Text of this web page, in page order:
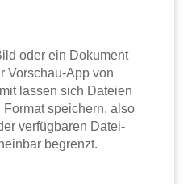
oder ein Dokument
Vorschau-App von
lassen sich Dateien
speichern, also
verfügbaren Datei-
begrenzt.